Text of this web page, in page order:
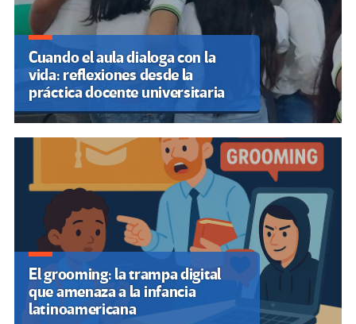
Cuando el aula dialoga con la
vida: reflexiones desde la
práctica docente universitaria
El grooming: la trampa digital
que amenaza a la infancia
latinoamericana